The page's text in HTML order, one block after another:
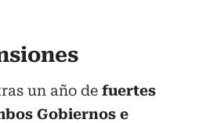
un año de fuertes
Gobiernos e